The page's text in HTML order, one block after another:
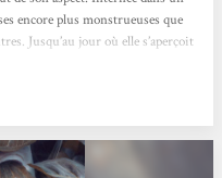
encore plus monstrueuses que
Jusqu’au jour où elle s’aperçoit
captivante au...